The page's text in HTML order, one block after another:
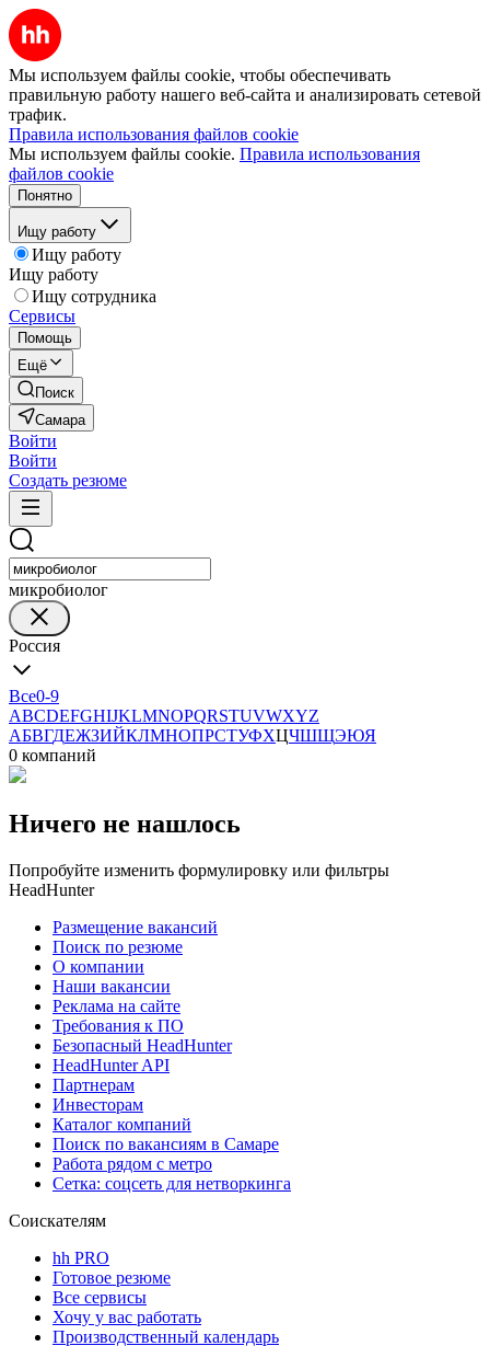
Мы используем файлы cookie, чтобы обеспечивать
правильную работу нашего веб-сайта и анализировать сетевой
трафик.
Правила использования файлов cookie
Мы используем файлы cookie. Правила использования
файлов cookie
Понятно
Ищу работу
Ищу работу
Ищу работу
Ищу сотрудника
Сервисы
Помощь
Ещё
Поиск
Самара
Войти
Войти
Создать резюме
микробиолог
Россия
Все0-9
ABCDEFGHIJKLMNOPQRSTUVWXYZ
АБВГДЕЖЗИЙКЛМНОПРСТУФХЦЧШЩЭЮЯ
0 компаний
Ничего не нашлось
Попробуйте изменить формулировку или фильтры
HeadHunter
Размещение вакансий
Поиск по резюме
О компании
Наши вакансии
Реклама на сайте
Требования к ПО
Безопасный HeadHunter
HeadHunter API
Партнерам
Инвесторам
Каталог компаний
Поиск по вакансиям в Самаре
Работа рядом с метро
Сетка: соцсеть для нетворкинга
Соискателям
hh PRO
Готовое резюме
Все сервисы
Хочу у вас работать
Производственный календарь